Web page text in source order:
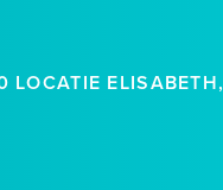
LOCATIE